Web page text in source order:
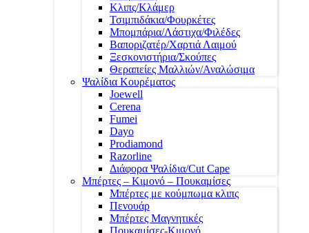
Κλιπς/Κλάμερ
Τσιμπιδάκια/Φουρκέτες
Μπομπάρια/Λάστιχα/Φιλέδες
Βαποριζατέρ/Χαρτιά Λαιμού
Ξεσκονιστήρια/Σκούπες
Θεραπείες Μαλλιών/Αναλώσιμα
Ψαλίδια Κουρέματος
Joewell
Cerena
Fumei
Dayo
Prodiamond
Razorline
Διάφορα Ψαλίδια/Cut Cape
Μπέρτες – Κιμονό – Πουκαμίσες
Μπέρτες με κούμπωμα κλιπς
Πενουάρ
Μπέρτες Μαγνητικές
Πουκαμίσες-Κιμονό